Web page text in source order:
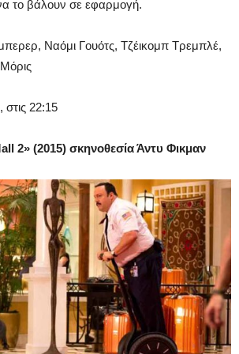
το βάλουν σε εφαρμογή.
Ναόμι Γουότς, Τζέικομπ Τρεμπλέ,
22:15
2» (2015) σκηνοθεσία Άντυ Φικμαν